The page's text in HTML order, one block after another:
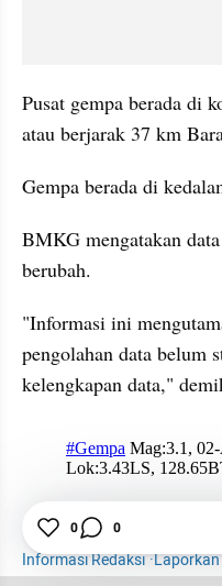
Pusat gempa berada di
atau berjarak 37 km
Gempa berada di
BMKG mengatakan
berubah.
"Informasi ini
pengolahan data belum
kelengkapan data,"
BMKG Gempa
Informasi Redaksi·
0 0